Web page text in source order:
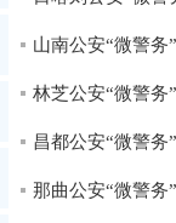
山南公安“微警务
林芝公安“微警务
昌都公安“微警务
那曲公安“微警务